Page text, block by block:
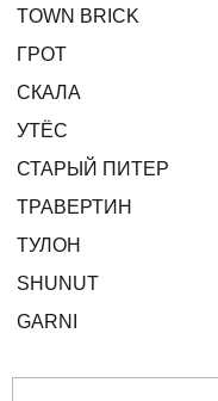
TOWN BRICK
ГРОТ
СКАЛА
УТЁС
СТАРЫЙ ПИТЕР
ТРАВЕРТИН
ТУЛОН
SHUNUT
GARNI